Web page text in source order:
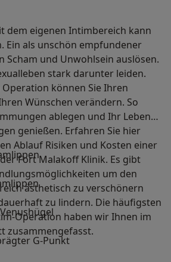
dem eigenen Intimbereich kann
Ein als unschön empfundener
Scham und Unwohlsein auslösen.
stark darunter leiden.
können Sie Ihren
Wünschen verändern. So
ablegen und Ihr Leben
genießen. Erfahren Sie hier
Ablauf Risiken und Kosten einer
Fort Malakoff Klinik. Es gibt
um den
ästhetisch zu verschönern
zu lindern. Die häufigsten
Operation haben wir Ihnen im
zusammengefasst.
G-Punkt